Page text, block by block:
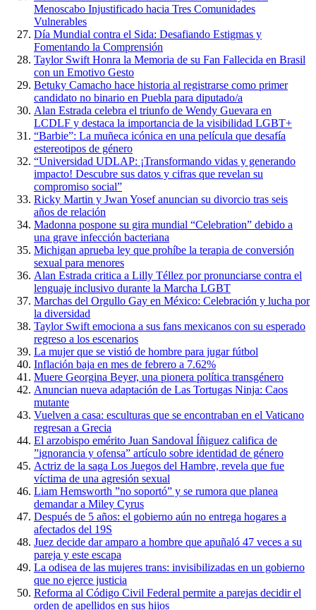
Menoscabo Injustificado hacia Tres Comunidades
Vulnerables
Día Mundial contra el Sida: Desafiando Estigmas y
Fomentando la Comprensión
Taylor Swift Honra la Memoria de su Fan Fallecida en Brasil
con un Emotivo Gesto
Betuky Camacho hace historia al registrarse como primer
candidato no binario en Puebla para diputado/a
Alan Estrada celebra el triunfo de Wendy Guevara en
LCDLF y destaca la importancia de la visibilidad LGBT+
“Barbie”: La muñeca icónica en una película que desafía
estereotipos de género
“Universidad UDLAP: ¡Transformando vidas y generando
impacto! Descubre sus datos y cifras que revelan su
compromiso social”
Ricky Martin y Jwan Yosef anuncian su divorcio tras seis
años de relación
Madonna pospone su gira mundial “Celebration” debido a
una grave infección bacteriana
Michigan aprueba ley que prohíbe la terapia de conversión
sexual para menores
Alan Estrada critica a Lilly Téllez por pronunciarse contra el
lenguaje inclusivo durante la Marcha LGBT
Marchas del Orgullo Gay en México: Celebración y lucha por
la diversidad
Taylor Swift emociona a sus fans mexicanos con su esperado
regreso a los escenarios
La mujer que se vistió de hombre para jugar fútbol
Inflación baja en mes de febrero a 7.62%
Muere Georgina Beyer, una pionera política transgénero
Anuncian nueva adaptación de Las Tortugas Ninja: Caos
mutante
Vuelven a casa: esculturas que se encontraban en el Vaticano
regresan a Grecia
El arzobispo emérito Juan Sandoval Íñiguez califica de
”ignorancia y ofensa” artículo sobre identidad de género
Actriz de la saga Los Juegos del Hambre, revela que fue
víctima de una agresión sexual
Liam Hemsworth ”no soportó” y se rumora que planea
demandar a Miley Cyrus
Después de 5 años: el gobierno aún no entrega hogares a
afectados del 19S
Juez decide dar amparo a hombre que apuñaló 47 veces a su
pareja y este escapa
La odisea de las mujeres trans: invisibilizadas en un gobierno
que no ejerce justicia
Reforma al Código Civil Federal permite a parejas decidir el
orden de apellidos en sus hijos